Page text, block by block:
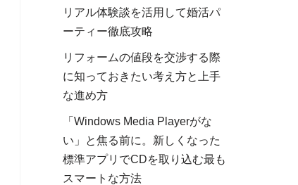
リアル体験談を活用して婚活パ
ーティー徹底攻略
リフォームの値段を交渉する際
に知っておきたい考え方と上手
な進め方
「Windows Media Playerがな
い」と焦る前に。新しくなった
標準アプリでCDを取り込む最も
スマートな方法